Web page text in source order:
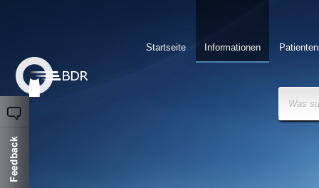
Informationen
Startseite
Was